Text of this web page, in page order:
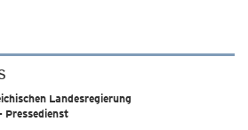
Landesregierung
Pressedienst